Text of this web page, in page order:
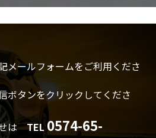
メールフォームをご利用くださ
ボタンをクリックしてくださ
せはTEL0574-65-